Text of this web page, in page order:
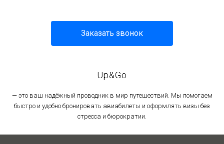
Заказать звонок
Up&Go
— это ваш надёжный проводник в мир путешествий. Мы помогаем
быстро и удобно бронировать авиабилеты и оформлять визы без
стресса и бюрократии.